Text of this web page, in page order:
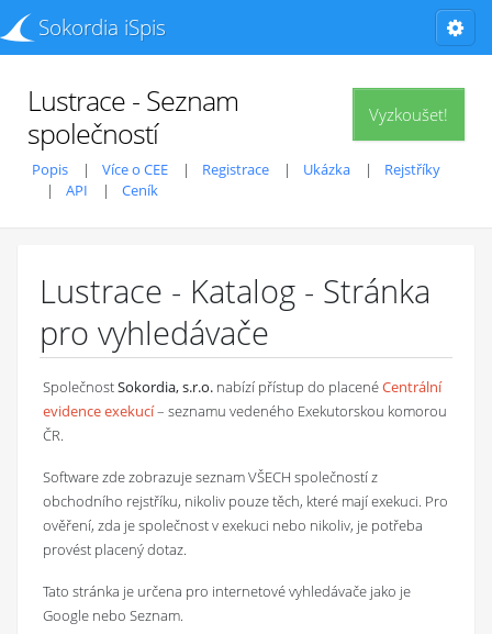
Sokordia iSpis
Vyzkoušet!
Lustrace - Seznam
společností
Popis Více o CEE Registrace Ukázka
Rejstříky
API
Ceník
Lustrace - Katalog - Stránka
pro vyhledávače
SpolečnostSokordia, s.r.o. nabízí přístup do placenéCentrální
evidence exekucí– seznamu vedeného Exekutorskou komorou
ČR.
Software zde zobrazuje seznam VŠECH společností z
obchodního rejstříku, nikoliv pouze těch, které mají exekuci. Pro
ověření, zda je společnost v exekuci nebo nikoliv, je potřeba
provést placený dotaz.
Tato stránka je určena pro internetové vyhledávače jako je
Google nebo Seznam.